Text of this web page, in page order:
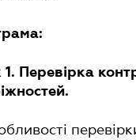
1. Перевірка